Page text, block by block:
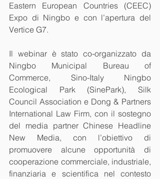
Eastern European Countries (CEEC)
Expo di Ningbo e con l’apertura del
Vertice G7.
Il webinar è stato co-organizzato da
Ningbo Municipal Bureau of
Commerce, Sino-Italy Ningbo
Ecological Park (SinePark), Silk
Council Association e Dong & Partners
International Law Firm, con il sostegno
del media partner Chinese Headline
New Media, con l’obiettivo di
promuovere alcune opportunità di
cooperazione commerciale, industriale,
finanziaria e scientifica nel contesto